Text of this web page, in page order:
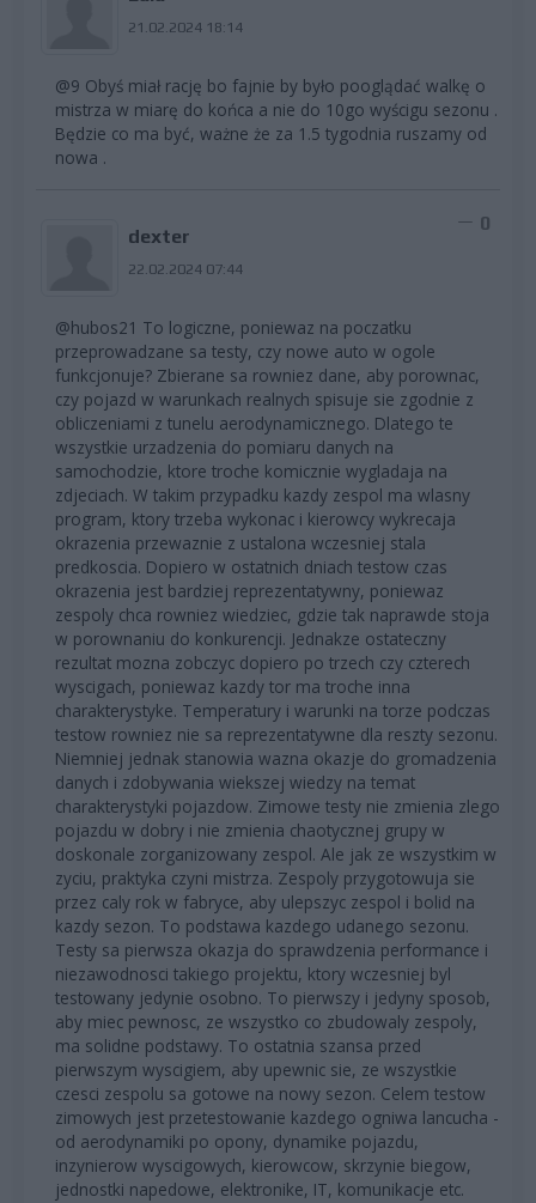
21.02.2024 18:14
@9 Obyś miał rację bo fajnie by było pooglądać walkę o
mistrza w miarę do końca a nie do 10go wyścigu sezonu .
Będzie co ma być, ważne że za 1.5 tygodnia ruszamy od
nowa .
dexter
22.02.2024 07:44
0
@hubos21 To logiczne, poniewaz na poczatku
przeprowadzane sa testy, czy nowe auto w ogole
funkcjonuje? Zbierane sa rowniez dane, aby porownac,
czy pojazd w warunkach realnych spisuje sie zgodnie z
obliczeniami z tunelu aerodynamicznego. Dlatego te
wszystkie urzadzenia do pomiaru danych na
samochodzie, ktore troche komicznie wygladaja na
zdjeciach. W takim przypadku kazdy zespol ma wlasny
program, ktory trzeba wykonac i kierowcy wykrecaja
okrazenia przewaznie z ustalona wczesniej stala
predkoscia. Dopiero w ostatnich dniach testow czas
okrazenia jest bardziej reprezentatywny, poniewaz
zespoly chca rowniez wiedziec, gdzie tak naprawde stoja
w porownaniu do konkurencji. Jednakze ostateczny
rezultat mozna zobczyc dopiero po trzech czy czterech
wyscigach, poniewaz kazdy tor ma troche inna
charakterystyke. Temperatury i warunki na torze podczas
testow rowniez nie sa reprezentatywne dla reszty sezonu.
Niemniej jednak stanowia wazna okazje do gromadzenia
danych i zdobywania wiekszej wiedzy na temat
charakterystyki pojazdow. Zimowe testy nie zmienia zlego
pojazdu w dobry i nie zmienia chaotycznej grupy w
doskonale zorganizowany zespol. Ale jak ze wszystkim w
zyciu, praktyka czyni mistrza. Zespoly przygotowuja sie
przez caly rok w fabryce, aby ulepszyc zespol i bolid na
kazdy sezon. To podstawa kazdego udanego sezonu.
Testy sa pierwsza okazja do sprawdzenia performance i
niezawodnosci takiego projektu, ktory wczesniej byl
testowany jedynie osobno. To pierwszy i jedyny sposob,
aby miec pewnosc, ze wszystko co zbudowaly zespoly,
ma solidne podstawy. To ostatnia szansa przed
pierwszym wyscigiem, aby upewnic sie, ze wszystkie
czesci zespolu sa gotowe na nowy sezon. Celem testow
zimowych jest przetestowanie kazdego ogniwa lancucha -
od aerodynamiki po opony, dynamike pojazdu,
inzynierow wyscigowych, kierowcow, skrzynie biegow,
jednostki napedowe, elektronike, IT, komunikacje etc.